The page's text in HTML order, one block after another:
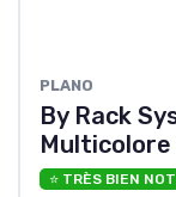
PLANO
By Rack
Multicolore
⭐ TRÈS BIEN